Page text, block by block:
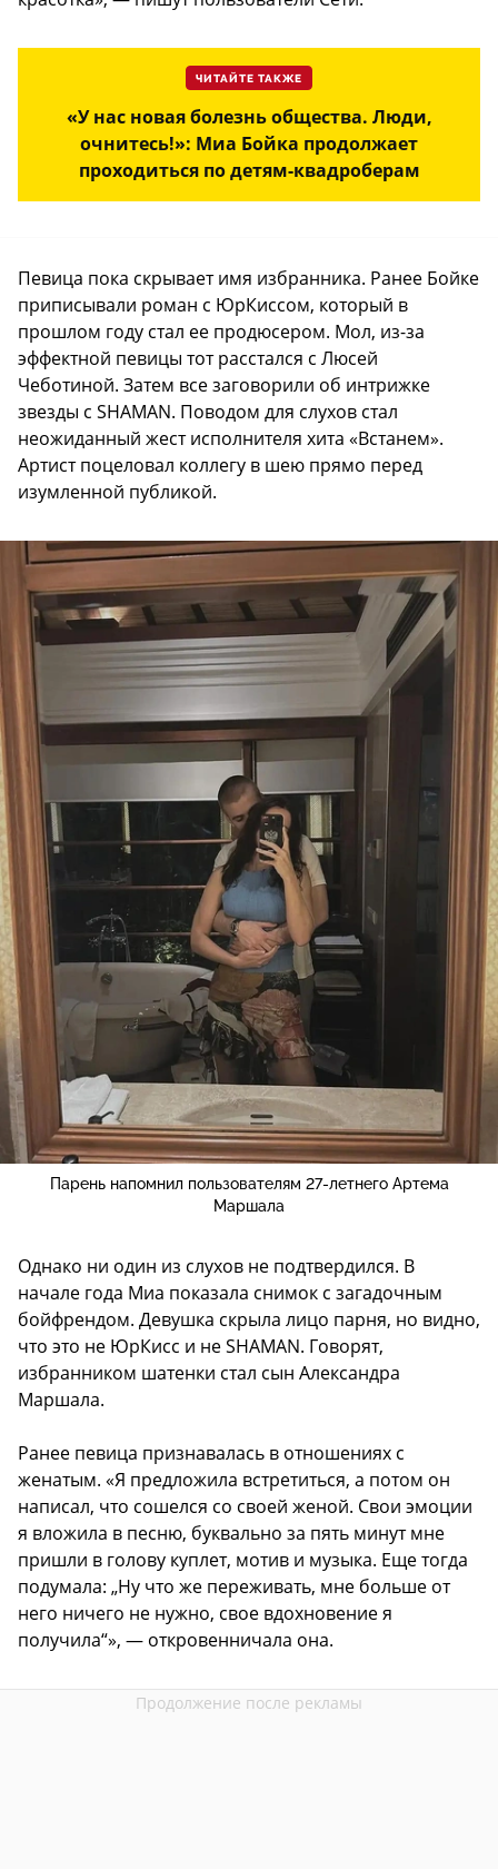
ЧИТАЙТЕ ТАКЖЕ
«У нас новая болезнь общества. Люди,
очнитесь!»: Миа Бойка продолжает
проходиться по детям-квадроберам
Певица пока скрывает имя избранника. Ранее Бойке
приписывали роман с ЮрКиссом, который в
прошлом году стал ее продюсером. Мол, из-за
эффектной певицы тот расстался с Люсей
Чеботиной. Затем все заговорили об интрижке
звезды с SHAMAN. Поводом для слухов стал
неожиданный жест исполнителя хита «Встанем».
Артист поцеловал коллегу в шею прямо перед
изумленной публикой.
Парень напомнил пользователям 27-летнего Артема
Маршала
Однако ни один из слухов не подтвердился. В
начале года Миа показала снимок с загадочным
бойфрендом. Девушка скрыла лицо парня, но видно,
что это не ЮрКисс и не SHAMAN. Говорят,
избранником шатенки стал сын Александра
Маршала.
Ранее певица признавалась в отношениях с
женатым. «Я предложила встретиться, а потом он
написал, что сошелся со своей женой. Свои эмоции
я вложила в песню, буквально за пять минут мне
пришли в голову куплет, мотив и музыка. Еще тогда
подумала: „Ну что же переживать, мне больше от
него ничего не нужно, свое вдохновение я
получила“», — откровенничала она.